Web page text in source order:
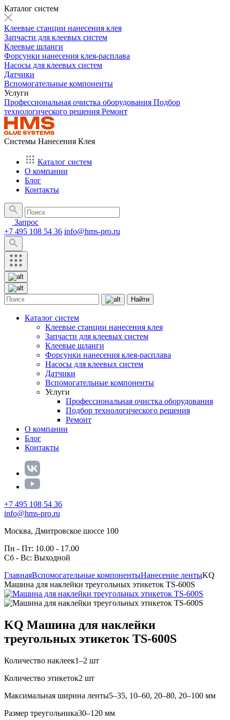
Каталог систем
Клеевые станции нанесения клея
Запчасти для клеевых систем
Клеевые шланги
Форсунки нанесения клея-расплава
Насосы для клеевых систем
Датчики
Вспомогательные компоненты
Услуги
Профессиональная очистка оборудования Подбор
технологического решения Ремонт
Системы Нанесения Клея
Каталог систем
О компании
Блог
Контакты
Запрос
+7 495 108 54 36 info@hms-pro.ru
Найти
Каталог систем
Клеевые станции нанесения клея
Запчасти для клеевых систем
Клеевые шланги
Форсунки нанесения клея-расплава
Насосы для клеевых систем
Датчики
Вспомогательные компоненты
Услуги
Профессиональная очистка оборудования
Подбор технологического решения
Ремонт
О компании
Блог
Контакты
+7 495 108 54 36
info@hms-pro.ru
Москва, Дмитровское шоссе 100
Пн - Пт: 10.00 - 17.00
Сб - Вс: Выходной
ГлавнаяВспомогательные компонентыНанесение лентыKQ
Машина для наклейки треугольных этикеток TS-600S
KQ Машина для наклейки
треугольных этикеток TS-600S
Количество наклеек1–2 шт
Количество этикеток2 шт
Максимальная ширина ленты5–35, 10–60, 20–80, 20–100 мм
Размер треугольника30–120 мм